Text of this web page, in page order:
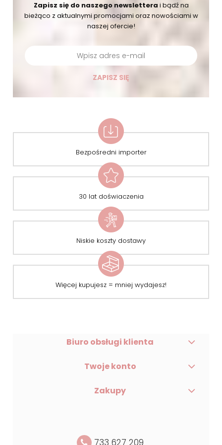
Zapisz się do naszego newslettera i bądź na
bieżąco z aktualnymi promocjami oraz nowościami w
naszej ofercie!
ZAPISZ SIĘ
Bezpośredni importer
30 lat doświaczenia
Niskie koszty dostawy
Więcej kupujesz = mniej wydajesz!
Biuro obsługi klienta
Twoje konto
Zakupy
733 627 209